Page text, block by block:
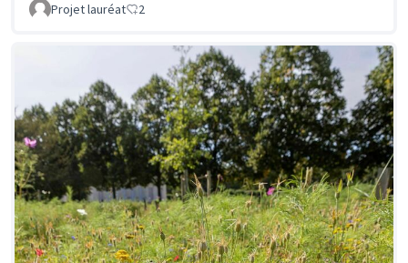
Projet lauréat 2